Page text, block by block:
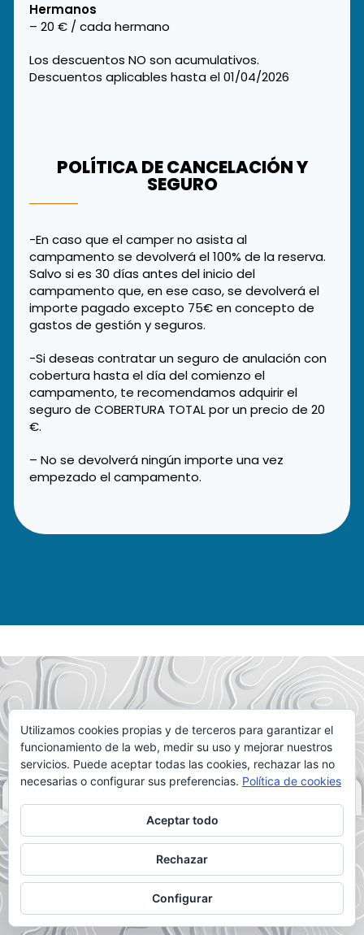
Hermanos
– 20 € / cada hermano
Los descuentos NO son acumulativos.
Descuentos aplicables hasta el 01/04/2026
POLÍTICA DE CANCELACIÓN Y
SEGURO
-En caso que el camper no asista al
campamento se devolverá el 100% de la reserva.
Salvo si es 30 días antes del inicio del
campamento que, en ese caso, se devolverá el
importe pagado excepto 75€ en concepto de
gastos de gestión y seguros.
-Si deseas contratar un seguro de anulación con
cobertura hasta el día del comienzo el
campamento, te recomendamos adquirir el
seguro de COBERTURA TOTAL por un precio de 20
€.
– No se devolverá ningún importe una vez
empezado el campamento.
DALE AL PLAY
Utilizamos cookies propias y de terceros para garantizar el
funcionamiento de la web, medir su uso y mejorar nuestros
servicios. Puede aceptar todas las cookies, rechazar las no
necesarias o configurar sus preferencias. Política de cookies
Aceptar todo
Rechazar
Configurar